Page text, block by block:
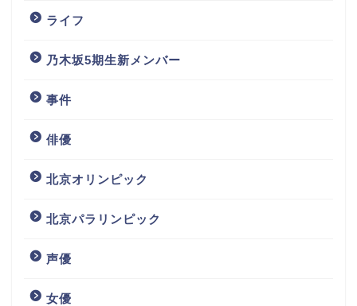
ライフ
乃木坂5期生新メンバー
事件
俳優
北京オリンピック
北京パラリンピック
声優
女優